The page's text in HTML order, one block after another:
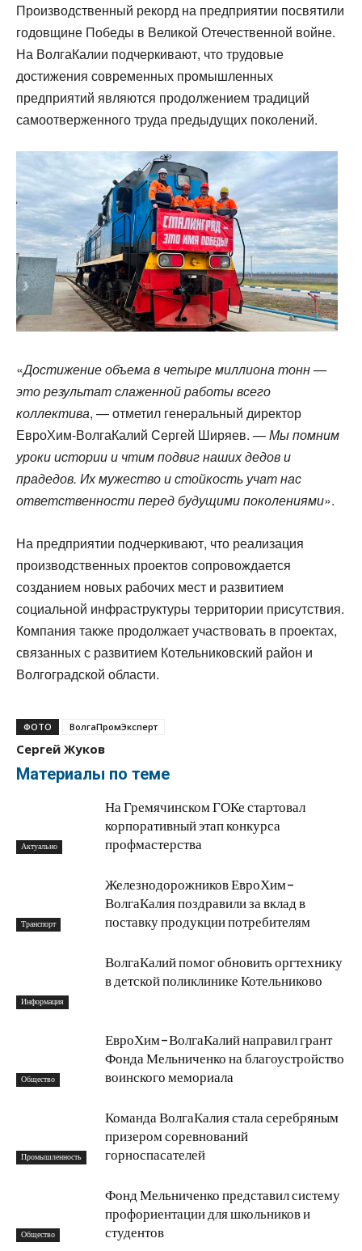
Производственный рекорд на предприятии посвятили
годовщине Победы в Великой Отечественной войне.
На ВолгаКалии подчеркивают, что трудовые
достижения современных промышленных
предприятий являются продолжением традиций
самоотверженного труда предыдущих поколений.
«Достижение объема в четыре миллиона тонн —
это результат слаженной работы всего
коллектива, — отметил генеральный директор
ЕвроХим-ВолгаКалий Сергей Ширяев. —Мы помним
уроки истории и чтим подвиг наших дедов и
прадедов. Их мужество и стойкость учат нас
ответственности перед будущими поколениями».
На предприятии подчеркивают, что реализация
производственных проектов сопровождается
созданием новых рабочих мест и развитием
социальной инфраструктуры территории присутствия.
Компания также продолжает участвовать в проектах,
связанных с развитием Котельниковский район и
Волгоградской области.
ФОТО ВолгаПромЭксперт
Сергей Жуков
Материалы по теме
Актуально
На Гремячинском ГОКе стартовал
корпоративный этап конкурса
профмастерства
Транспорт
Железнодорожников ЕвроХим-
ВолгаКалия поздравили за вклад в
поставку продукции потребителям
Информация
ВолгаКалий помог обновить оргтехнику
в детской поликлинике Котельниково
Общество
ЕвроХим-ВолгаКалий направил грант
Фонда Мельниченко на благоустройство
воинского мемориала
Промышленность
Команда ВолгаКалия стала серебряным
призером соревнований
горноспасателей
Общество
Фонд Мельниченко представил систему
профориентации для школьников и
студентов